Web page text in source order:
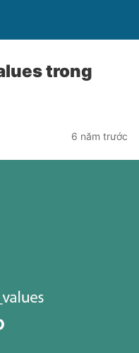
trong
6 năm trước